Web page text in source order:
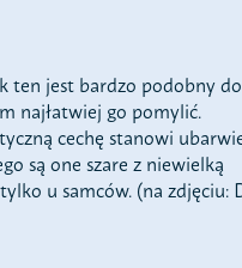
ten jest bardzo podobny do
najłatwiej go pomylić.
cechę stanowi
są one szare z niewielką
u samców. (na zdjęciu: